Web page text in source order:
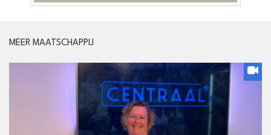
MEER MAATSCHAPPIJ